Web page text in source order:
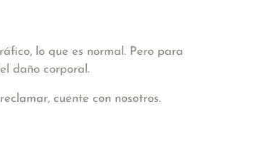
lo que es normal. Pero para
daño corporal.
cuente con nosotros.